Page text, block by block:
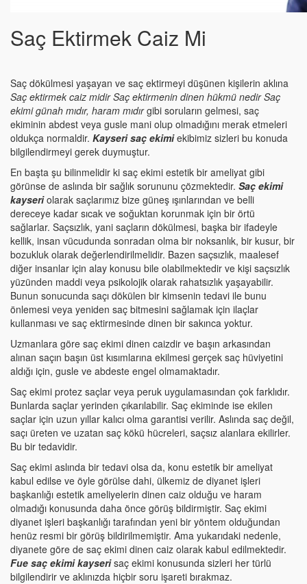
Saç Ektirmek Caiz Mi
Saç dökülmesi yaşayan ve saç ektirmeyi düşünen kişilerin aklına
Saç ektirmek caiz midir Saç ektirmenin dinen hükmü nedir Saç
ekimi günah mıdır, haram mıdırgibi soruların gelmesi, saç
ekiminin abdest veya gusle mani olup olmadığını merak etmeleri
oldukça normaldir. Kayseri saç ekimiekibimiz sizleri bu konuda
bilgilendirmeyi gerek duymuştur.
En başta şu bilinmelidir ki saç ekimi estetik bir ameliyat gibi
görünse de aslında bir sağlık sorununu çözmektedir. Saç ekimi
kayseriolarak saçlarımız bize güneş ışınlarından ve belli
dereceye kadar sıcak ve soğuktan korunmak için bir örtü
sağlarlar. Saçsızlık, yani saçların dökülmesi, başka bir ifadeyle
kellik, insan vücudunda sonradan olma bir noksanlık, bir kusur, bir
bozukluk olarak değerlendirilmelidir. Bazen saçsızlık, maalesef
diğer insanlar için alay konusu bile olabilmektedir ve kişi saçsızlık
yüzünden maddi veya psikolojik olarak rahatsızlık yaşayabilir.
Bunun sonucunda saçı dökülen bir kimsenin tedavi ile bunu
önlemesi veya yeniden saç bitmesini sağlamak için ilaçlar
kullanması ve saç ektirmesinde dinen bir sakınca yoktur.
Uzmanlara göre saç ekimi dinen caizdir ve başın arkasından
alınan saçın başın üst kısımlarına ekilmesi gerçek saç hüviyetini
aldığı için, gusle ve abdeste engel olmamaktadır.
Saç ekimi protez saçlar veya peruk uygulamasından çok farklıdır.
Bunlarda saçlar yerinden çıkarılabilir. Saç ekiminde ise ekilen
saçlar için uzun yıllar kalıcı olma garantisi verilir. Aslında saç değil,
saçı üreten ve uzatan saç kökü hücreleri, saçsız alanlara ekilirler.
Bu bir tedavidir.
Saç ekimi aslında bir tedavi olsa da, konu estetik bir ameliyat
kabul edilse ve öyle görülse dahi, ülkemiz de diyanet işleri
başkanlığı estetik ameliyelerin dinen caiz olduğu ve haram
olmadığı konusunda daha önce görüş bildirmiştir. Saç ekimi
diyanet işleri başkanlığı tarafından yeni bir yöntem olduğundan
henüz resmi bir görüş bildirilmemiştir. Ama yukarıdaki nedenle,
diyanete göre de saç ekimi dinen caiz olarak kabul edilmektedir.
Fue saç ekimi kayserisaç ekimi konusunda sizleri her türlü
bilgilendirir ve aklınızda hiçbir soru işareti bırakmaz.